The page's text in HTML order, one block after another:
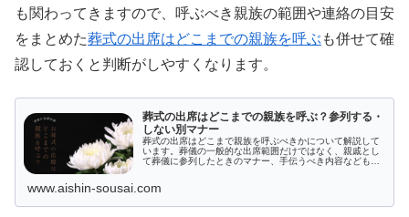
も関わってきますので、呼ぶべき親族の範囲や連絡の目安
をまとめた葬式の出席はどこまでの親族を呼ぶ も併せて確
認しておくと判断がしやすくなります。
葬式の出席はどこまでの親族を呼ぶ？参列する・
しない別マナー
葬式の出席はどこまで親族を呼ぶべきかについて解説して
います。葬儀の一般的な出席範囲だけではなく、親戚とし
て葬儀に参列したときのマナー、手伝うべき内容などもま
www.aishin-sousai.com